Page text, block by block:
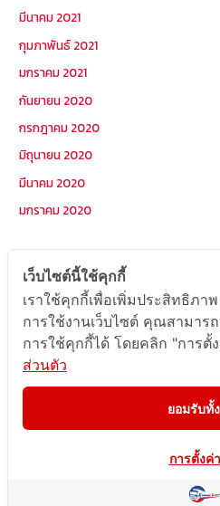
มีนาคม 2021
กุมภาพันธ์ 2021
มกราคม 2021
กันยายน 2020
กรกฎาคม 2020
มิถุนายน 2020
มีนาคม 2020
มกราคม 2020
หมวดหมู่
Postcode
TOPKEYWORD
บริการรับส่งสินค้าไปกัมพูชา
ผลงานส่งสินค้าไปกัมพูชา
ส่งสินค้ากัมพูชา1Uncategorized
เว็บไซต์นี้ใช้คุกกี้
เราใช้คุกกี้เพื่อเพิ่มประสิทธิภ
การใช้งานเว็บไซต์ คุณสามาร
การใช้คุกกี้ได้ โดยคลิก "การตั้
ส่วนตัว
ยอมรับทั้
การตั้งค่